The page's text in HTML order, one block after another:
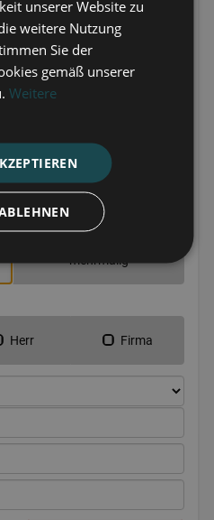
unserer Website zu
weitere Nutzung
Sie der
gemäß unserer
Weitere